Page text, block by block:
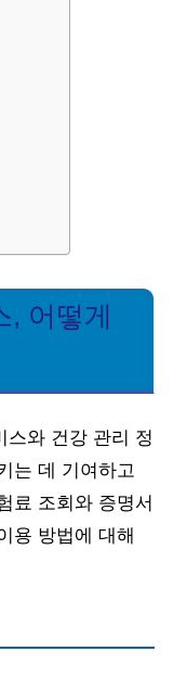
어떻게
스와 건강 관리 정
는 데 기여하고
료 조회와 증명서
용 방법에 대해